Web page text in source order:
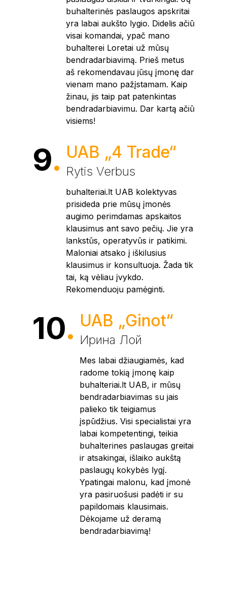
buhalterinės paslaugos apskritai
yra labai aukšto lygio. Didelis ačiū
visai komandai, ypač mano
buhalterei Loretai už mūsų
bendradarbiavimą. Prieš metus
aš rekomendavau jūsų įmonę dar
vienam mano pažįstamam. Kaip
žinau, jis taip pat patenkintas
bendradarbiavimu. Dar kartą ačiū
visiems!
9. UAB „4 Trade“
Rytis Verbus
buhalteriai.lt UAB kolektyvas
prisideda prie mūsų įmonės
augimo perimdamas apskaitos
klausimus ant savo pečių. Jie yra
lankstūs, operatyvūs ir patikimi.
Maloniai atsako į iškilusius
klausimus ir konsultuoja. Žada tik
tai, ką vėliau įvykdo.
Rekomenduoju pamėginti.
10. UAB „Ginot“
Ирина Лой
Mes labai džiaugiamės, kad
radome tokią įmonę kaip
buhalteriai.lt UAB, ir mūsų
bendradarbiavimas su jais
palieko tik teigiamus
įspūdžius. Visi specialistai yra
labai kompetentingi, teikia
buhalterines paslaugas greitai
ir atsakingai, išlaiko aukštą
paslaugų kokybės lygį.
Ypatingai malonu, kad įmonė
yra pasiruošusi padėti ir su
papildomais klausimais.
Dėkojame už deramą
bendradarbiavimą!